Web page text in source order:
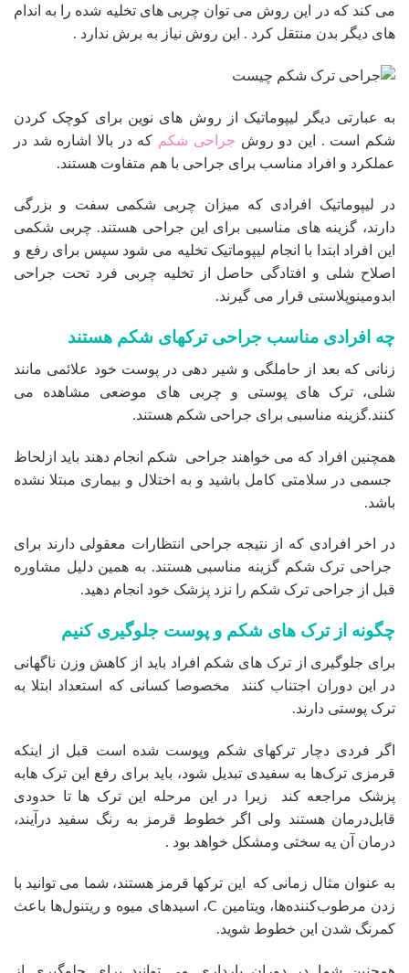
می کند که در این روش می توان چربی های تخلیه شده را به اندام
های دیگر بدن منتقل کرد . این روش نیاز به برش ندارد .
به عبارتی دیگر لیپوماتیک از روش های نوین برای کوچک کردن
شکم است . این دو روش جراحی شکم که در بالا اشاره شد در
عملکرد و افراد مناسب برای جراحی با هم متفاوت هستند.
در لیپوماتیک افرادی که میزان چربی شکمی سفت و بزرگی
دارند، گزینه های مناسبی برای این جراحی هستند. چربی شکمی
این افراد ابتدا با انجام لیپوماتیک تخلیه می شود سپس برای رفع و
اصلاح شلی و افتادگی حاصل از تخلیه چربی فرد تحت جراحی
ابدومینوپلاستی قرار می گیرند.
چه افرادی مناسب جراحی ترکهای شکم هستند
زنانی که بعد از حاملگی و شیر دهی در پوست خود علائمی مانند
شلی، ترک های پوستی و چربی های موضعی مشاهده می
کنند.گزینه مناسبی برای جراحی شکم هستند.
همچنین افراد که می خواهند جراحی شکم انجام دهند باید ازلحاظ
جسمی در سلامتی کامل باشید و به اختلال و بیماری مبتلا نشده
باشد.
در اخر افرادی که از نتیجه جراحی انتظارات معقولی دارند برای
جراحی ترک شکم گزینه مناسبی هستند. به همین دلیل مشاوره
قبل از جراحی ترک شکم را نزد پزشک خود انجام دهید.
چگونه از ترک های شکم و پوست جلوگیری کنیم
برای جلوگیری از ترک های شکم افراد باید از کاهش وزن ناگهانی
در این دوران اجتناب کنند مخصوصا کسانی که استعداد ابتلا به
ترک پوستی دارند.
اگر فردی دچار ترکهای شکم وپوست شده است قبل از اینکه
قرمزی ترک‌ها به سفیدی تبدیل شود، باید برای رفع این ترک هابه
پزشک مراجعه کند زیرا در این مرحله این ترک ها تا حدودی
قابل‌درمان هستند ولی اگر خطوط قرمز به رنگ سفید درآیند،
درمان آن یه سختی ومشکل خواهد بود .
به عنوان مثال زمانی که این ترکها قرمز هستند، شما می توانید با
زدن مرطوب‌کننده‌ها، ویتامین C، اسیدهای میوه و ریتنول‌ها باعث
کمرنگ شدن این خطوط شوید.